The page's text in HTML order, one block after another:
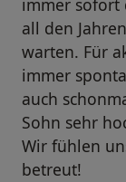
immer sofort
all den
warten. Für
immer
auch
Sohn sehr
Wir fühlen
betreut!